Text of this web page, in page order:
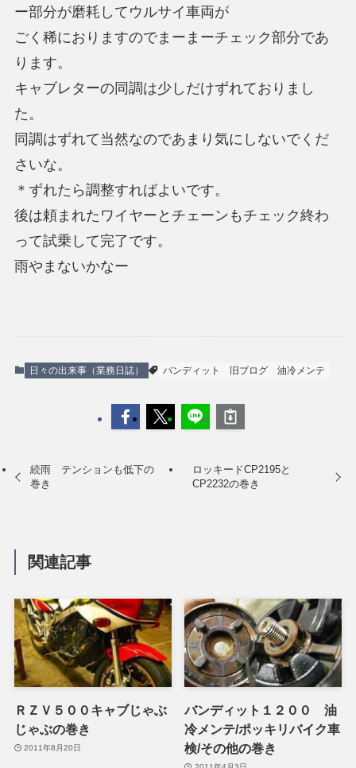
ー部分が磨耗してウルサイ車両が
ごく稀におりますのでまーまーチェック部分であ
ります。
キャブレターの同調は少しだけずれておりまし
た。
同調はずれて当然なのであまり気にしないでくだ
さいな。
＊ずれたら調整すればよいです。
後は頼まれたワイヤーとチェーンもチェック終わ
って試乗して完了です。
雨やまないかなー
日々の出来事（業務日誌） バンディット 旧ブログ 油冷メンテ
続雨 テンションも低下の
巻き
ロッキードCP2195と
CP2232の巻き
関連記事
ＲＺＶ５００キャブじゃぶ
じゃぶの巻き
2011年8月20日
バンディット１２００ 油
冷メンテ/ポッキリバイク車
検/その他の巻き